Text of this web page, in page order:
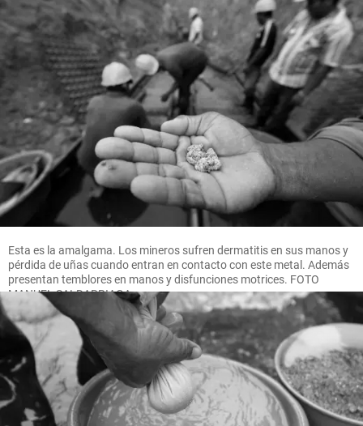
Esta es la amalgama. Los mineros sufren dermatitis en sus manos y
pérdida de uñas cuando entran en contacto con este metal. Además
presentan temblores en manos y disfunciones motrices. FOTO
MANUEL SALDARRIAGA